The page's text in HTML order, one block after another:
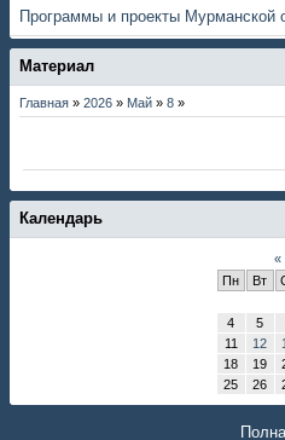
Программы и проекты Мурманской
Материал
Главная » 2026 » Май » 8 »
Календарь
«
Пн
Вт
4
5
11
12
18
19
25
26